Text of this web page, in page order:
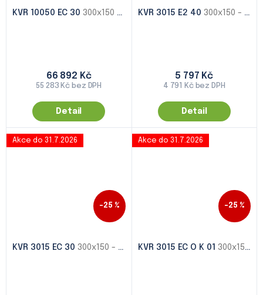
KVR 10050 EC 30 300x150 - 1000x500
55 283 Kč bez DPH
66 892 Kč
Detail
KVR 3015 E2 40 300x150 - 1000x500
4 791 Kč bez DPH
5 797 Kč
Detail
Akce do 31.7.2026
–25 %
KVR 3015 EC 30 300x150 - 1000x500
Akce do 31.7.2026
–25 %
KVR 3015 EC O K 01 300x150 - 1000x500